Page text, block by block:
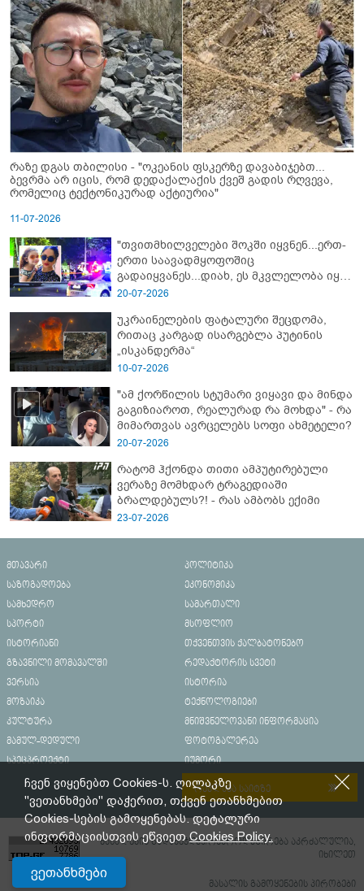
რაზე დგას თბილისი - "ოკეანის ფსკერზე დავაბიჯებთ...
ბევრმა არ იცის, რომ დედაქალაქის ქვეშ გადის რღვევა,
რომელიც ტექტონიკურად აქტიურია"
11-07-2026
"თვითმხილველები შოკში იყვნენ...ერთ-
ერთი საავადმყოფოშიც
გადაიყვანეს...დიახ, ეს მკვლელობა იყო"
- გორში დატრიალებული ტრაგედიის
20-07-2026
უკრაინელების ფატალური შეცდომა,
რითაც კარგად ისარგებლა პუტინის
„ისკანდერმა“
10-07-2026
"ამ ქორწილის სტუმარი ვიყავი და მინდა
გაგიზიაროთ, რეალურად რა მოხდა" - რა
მიმართვას ავრცელებს სოფი ახმეტელი?
20-07-2026
რატომ ჰქონდა თითი ამპუტირებული
ვერაზე მომხდარ ტრაგედიაში
ბრალდებულს?! - რას ამბობს ექიმი
23-07-2026
მთავარი
პოლიტიკა
საზოგადოება
ეკონომიკა
სამხედრო
სამართალი
სპორტი
მსოფლიო
ისტორიანი
თქვენთვის ქალბატონებო
გზავნილი მომავალში
რედაქტორის სვეტი
ვერსია
ისტორია
მოზაიკა
ტექნოლოგიები
კულტურა
მნიშვნელოვანი ინფორმაცია
მამულ-დედული
ფოტოგალერეა
სპეცპროექტი
იუმორი
რეკლამა საიტზე
მასალების გადაბეჭდვა/რეპროდუცირება აკრძალულია,
იხილეთ
მასალის გამოყენების პირობები
ჩვენ ვიყენებთ Cookies-ს. ღილაკზე
"ვეთანხმები" დაჭერით, თქვენ ეთანხმებით
Cookies-სების გამოყენებას. დეტალური
ინფორმაციისთვის ეწვიეთCookies Policy.
ვეთანხმები